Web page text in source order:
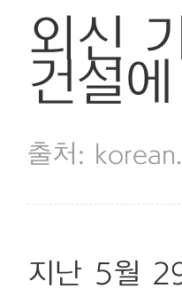
외신
건설
지난 5월